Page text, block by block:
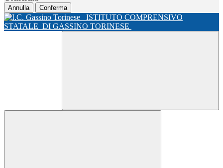
Annulla Conferma
ISTITUTO COMPRENSIVO
STATALE DI GASSINO TORINESE